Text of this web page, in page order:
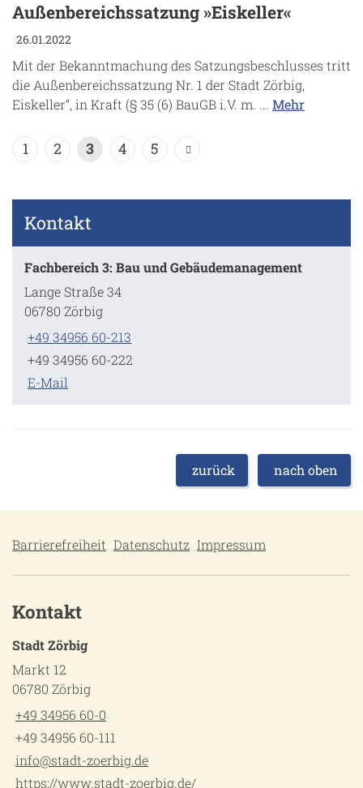
Außenbereichssatzung »Eiskeller«
26.01.2022
Mit der Bekanntmachung des Satzungsbeschlusses tritt
die Außenbereichssatzung Nr. 1 der Stadt Zörbig,
Eiskeller“, in Kraft (§ 35 (6) BauGB i.V. m. ... Mehr
1 2 3 4 5
Kontakt
Fachbereich 3: Bau und Gebäudemanagement
Lange Straße 34
06780 Zörbig
+49 34956 60-213
+49 34956 60-222
E-Mail
zurück nach oben
Barrierefreiheit Datenschutz Impressum
Kontakt
Stadt Zörbig
Markt 12
06780 Zörbig
+49 34956 60-0
+49 34956 60-111
info@stadt-zoerbig.de
https://www.stadt-zoerbig.de/